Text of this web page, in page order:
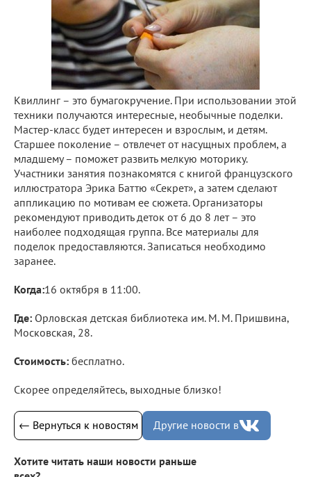
Квиллинг – это бумагокручение. При использовании этой
техники получаются интересные, необычные поделки.
Мастер-класс будет интересен и взрослым, и детям.
Старшее поколение – отвлечет от насущных проблем, а
младшему – поможет развить мелкую моторику.
Участники занятия познакомятся с книгой французского
иллюстратора Эрика Баттю «Секрет», а затем сделают
аппликацию по мотивам ее сюжета. Организаторы
рекомендуют приводить деток от 6 до 8 лет – это
наиболее подходящая группа. Все материалы для
поделок предоставляются. Записаться необходимо
заранее.
Когда:16 октября в 11:00.
Где: Орловская детская библиотека им. М. М. Пришвина,
Московская, 28.
Стоимость: бесплатно.
Скорее определяйтесь, выходные близко!
← Вернуться к новостям Другие новости в
Хотите читать наши новости раньше